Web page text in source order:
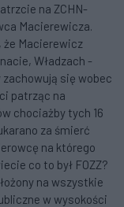
na ZCHN-
Macierewicza.
że Macierewicz
Władzach -
się wobec
patrząc na
chociażby tych 16
za śmierć
na którego
co to był FOZZ?
na wszystkie
w wysokości